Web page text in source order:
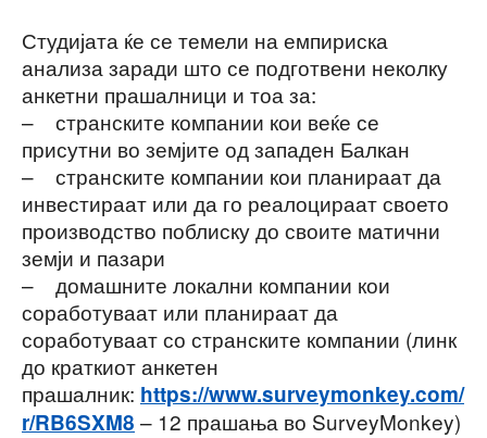
Студијата ќе се темели на емпириска
анализа заради што се подготвени неколку
анкетни прашалници и тоа за:
– странските компании кои веќе се
присутни во земјите од западен Балкан
– странските компании кои планираат да
инвестираат или да го реалоцираат своето
производство поблиску до своите матични
земји и пазари
– домашните локални компании кои
соработуваат или планираат да
соработуваат со странските компании (линк
до краткиот анкетен
прашалник: https://www.surveymonkey.com/
r/RB6SXM8 – 12 прашања во SurveyMonkey)